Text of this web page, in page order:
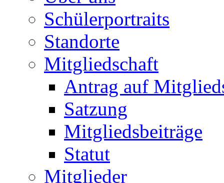
Schülerportraits
Standorte
Mitgliedschaft
Antrag auf
Satzung
Mitgliedsbeiträge
Statut
Mitglieder